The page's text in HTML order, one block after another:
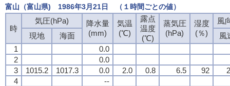
富山（富山県) 1986年3月21日 （１時間ごとの値）
時
気圧(hPa)
降水量
(mm)
気温
(℃)
露点
温度
(℃)
蒸気圧
(hPa)
湿度
(％)
風
現地
海面
風
1
0.0
2
0.0
3
1015.2 1017.3 0.0 2.0 0.8 6.5 92
4
--
時
気圧(hPa)
降水量
(mm)
気温
(℃)
露点
温度
(℃)
蒸気圧
(hPa)
湿度
(％)
風
現地
海面
風
1
0.0
2
0.0
3
1015.2 1017.3 0.0 2.0 0.8 6.5 92
4
--
時
気圧(hPa)
降水量
(mm)
気温
(℃)
露点
温度
(℃)
蒸気圧
(hPa)
湿度
(％)
風
現地
海面
風
1
0.0
2
0.0
3
1015.2 1017.3 0.0 2.0 0.8 6.5 92
4
--
時
気圧(hPa)
降水量
(mm)
気温
(℃)
露点
温度
(℃)
蒸気圧
(hPa)
湿度
(％)
風
現地
海面
風
1
0.0
2
0.0
3
1015.2 1017.3 0.0 2.0 0.8 6.5 92
4
--